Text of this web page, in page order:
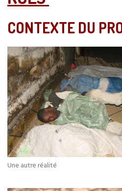
CONTEXTE DU
Une autre réalité